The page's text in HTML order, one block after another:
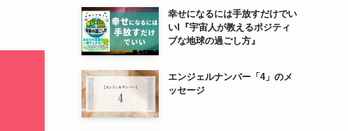
幸せになるには手放すだけでい
いΙ『宇宙人が教えるポジティ
ブな地球の過ごし方』
エンジェルナンバー「4」のメ
ッセージ